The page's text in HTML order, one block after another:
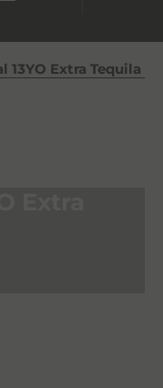
13YO Extra Tequila